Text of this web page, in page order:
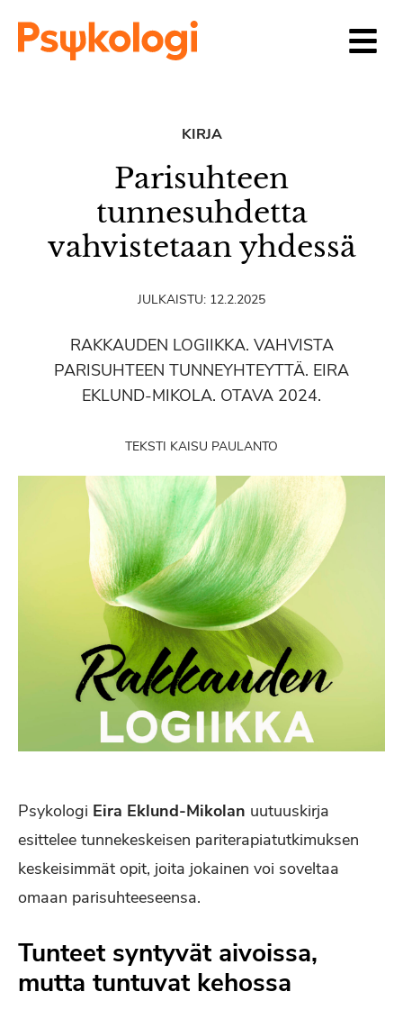
KIRJA
Parisuhteen
tunnesuhdetta
vahvistetaan yhdessä
JULKAISTU: 12.2.2025
RAKKAUDEN LOGIIKKA. VAHVISTA
PARISUHTEEN TUNNEYHTEYTTÄ. EIRA
EKLUND-MIKOLA. OTAVA 2024.
TEKSTI KAISU PAULANTO
Psykologi Eira Eklund-Mikolan uutuuskirja
esittelee tunnekeskeisen pariterapiatutkimuksen
keskeisimmät opit, joita jokainen voi soveltaa
omaan parisuhteeseensa.
Tunteet syntyvät aivoissa,
mutta tuntuvat kehossa